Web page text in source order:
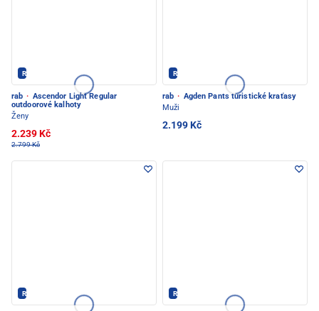
Rab - PEC POD SNĚŽKOU
rab · Ascendor Light Regular
outdoorové kalhoty
Ženy
2.239 Kč
2.799 Kč
Rab - PEC POD SNĚŽKOU
rab · Agden Pants turistické kraťasy
Muži
2.199 Kč
Rab - PEC POD SNĚŽKOU Rab - PEC POD SNĚŽKOU